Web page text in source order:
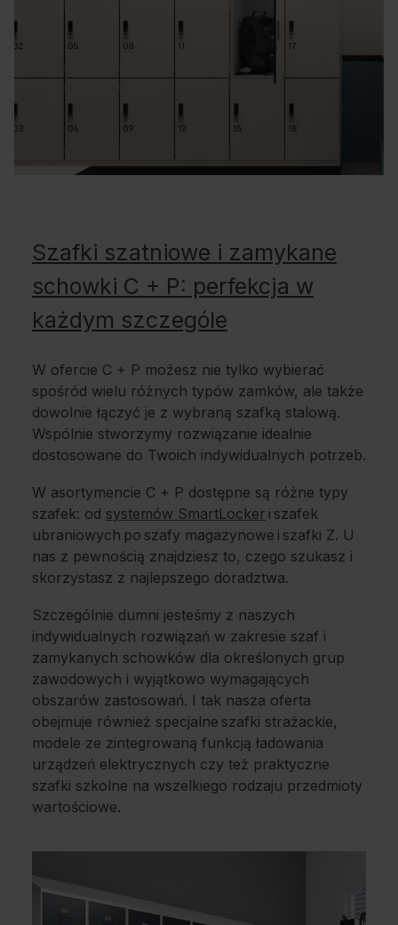
Szafki szatniowe i zamykane
schowki C + P: perfekcja w
każdym szczególe
W ofercie C + P możesz nie tylko wybierać
spośród wielu różnych typów zamków, ale także
dowolnie łączyć je z wybraną szafką stalową.
Wspólnie stworzymy rozwiązanie idealnie
dostosowane do Twoich indywidualnych potrzeb.
W asortymencie C + P dostępne są różne typy
szafek: od systemów SmartLocker i szafek
ubraniowych po szafy magazynowe i szafki Z. U
nas z pewnością znajdziesz to, czego szukasz i
skorzystasz z najlepszego doradztwa.
Szczególnie dumni jesteśmy z naszych
indywidualnych rozwiązań w zakresie szaf i
zamykanych schowków dla określonych grup
zawodowych i wyjątkowo wymagających
obszarów zastosowań. I tak nasza oferta
obejmuje również specjalne szafki strażackie,
modele ze zintegrowaną funkcją ładowania
urządzeń elektrycznych czy też praktyczne
szafki szkolne na wszelkiego rodzaju przedmioty
wartościowe.